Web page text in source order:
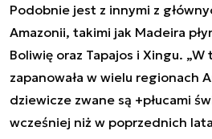
Podobnie jest z innymi z
Amazonii, takimi jak Madeira
Boliwię oraz Tapajos i Xingu. „W
zapanowała w wielu regionach
dziewicze zwane są +płucami
wcześniej niż w poprzednich